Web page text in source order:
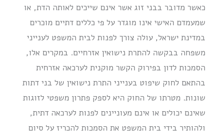
כאשר מדובר בבני זוג אשר אינם שייכים לאותה הדת, או
שמעמדם האישי אינו מוגדר על פי כללים דתיים מוכרים
במדינת ישראל, עולה צורך לפנות לבית המשפט לענייני
משפחה בבקשה להתרת נישואין אזרחיים. במקרים אלו,
הסמכות לדון בפירוק הקשר מוקנית לערכאה אזרחית
בהתאם לחוק שיפוט בענייני התרת נישואין של בני דתות
שונות. מטרתו של החוק היא לספק פתרון משפטי לזוגות
שאינם יכולים או אינם מעוניינים לפנות לערכאה דתית,
ולהותיר בידי בית המשפט את הסמכות להכריז על סיום